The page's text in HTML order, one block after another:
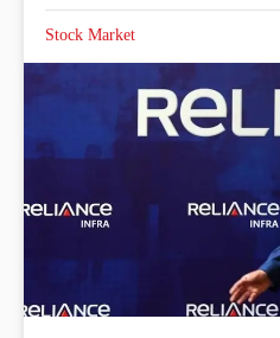
Stock Market